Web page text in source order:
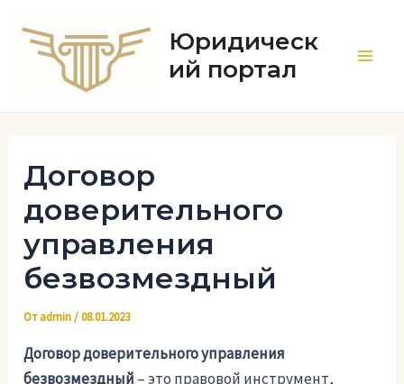
содержимому
Юридическ
ий портал
Договор
доверительного
управления
безвозмездный
Отadmin/08.01.2023
Договор доверительного управления
безвозмездный – это правовой инструмент,